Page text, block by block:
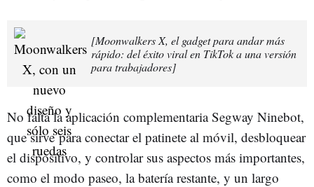
[Moonwalkers X, el gadget para andar más
rápido: del éxito viral en TikTok a una versión
para trabajadores]
No falta la aplicación complementaria Segway Ninebot,
que sirve para conectar el patinete al móvil, desbloquear
el dispositivo, y controlar sus aspectos más importantes,
como el modo paseo, la batería restante, y un largo